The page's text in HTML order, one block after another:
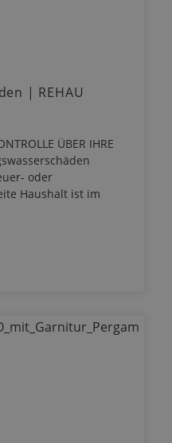
| REHAU
ÜBER IHRE
oder
Haushalt ist im